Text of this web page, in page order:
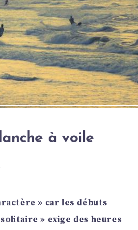
à voile
» car les débuts
» exige des heures